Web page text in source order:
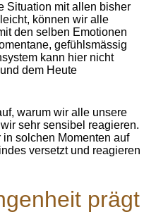
Situation mit allen bisher
können wir alle
den selben Emotionen
gefühlsmässig
kann hier nicht
dem Heute
warum wir alle unsere
sehr sensibel reagieren.
solchen Momenten auf
versetzt und reagieren
prägt